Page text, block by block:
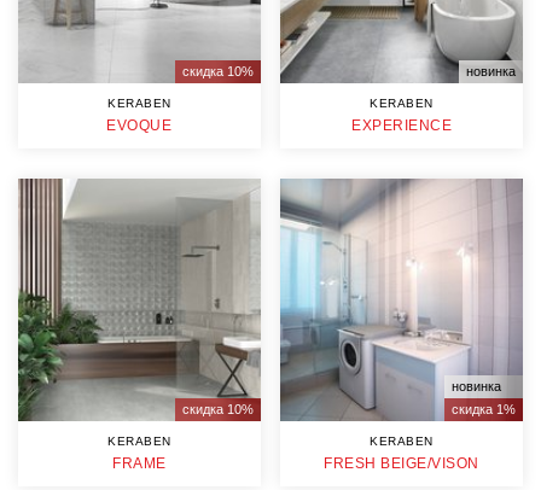
скидка 10%
KERABEN
EVOQUE
новинка
KERABEN
EXPERIENCE
скидка 10%
KERABEN
FRAME
новинка
скидка 1%
KERABEN
FRESH BEIGE/VISON